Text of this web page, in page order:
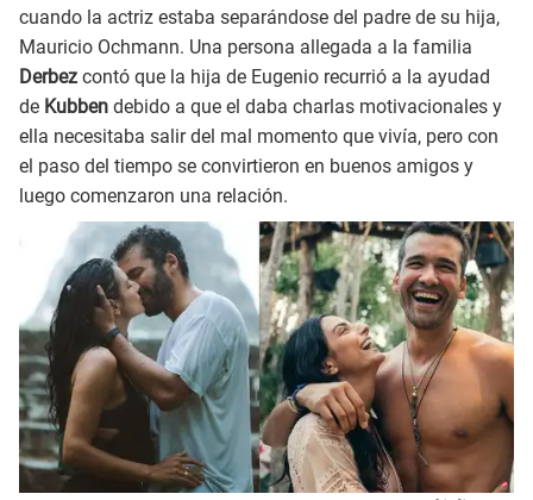
cuando la actriz estaba separándose del padre de su hija,
Mauricio Ochmann. Una persona allegada a la familia
Derbez contó que la hija de Eugenio recurrió a la ayudad
de Kubben debido a que el daba charlas motivacionales y
ella necesitaba salir del mal momento que vivía, pero con
el paso del tiempo se convirtieron en buenos amigos y
luego comenzaron una relación.